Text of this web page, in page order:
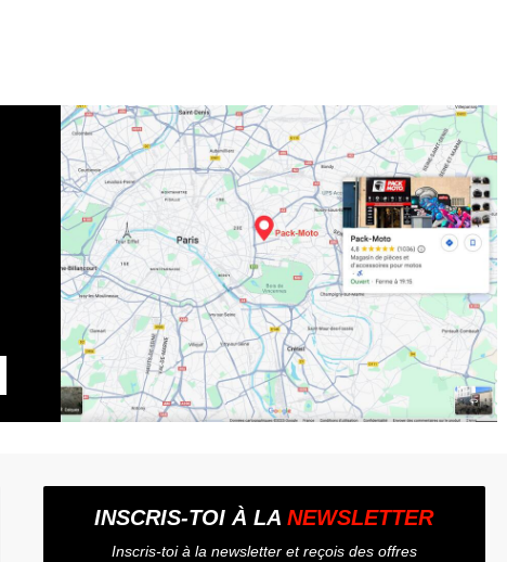
INSCRIS-TOI À LANEWSLETTER
Inscris-toi à la newsletter et reçois des offres